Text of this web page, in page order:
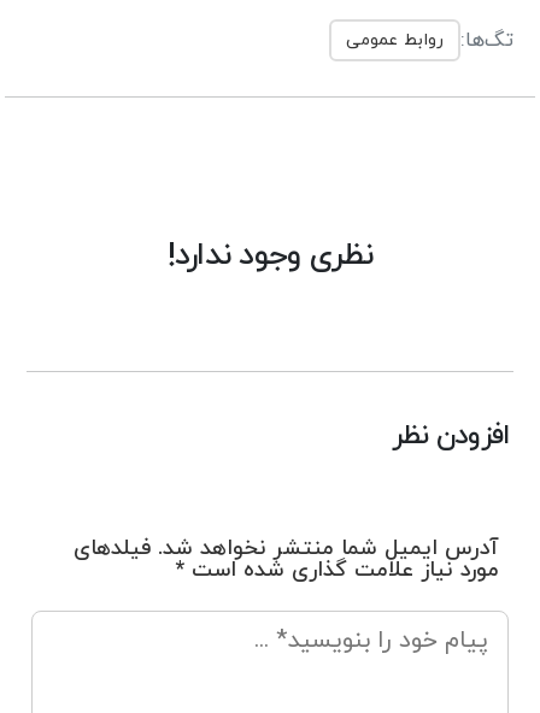
تگ‌ها: روابط عمومی
نظری وجود ندارد!
افزودن نظر
آدرس ایمیل شما منتشر نخواهد شد. فیلدهای
مورد نیاز علامت گذاری شده است *